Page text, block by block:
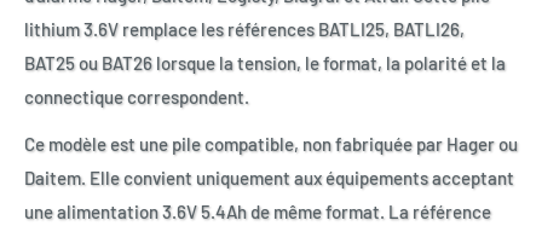
lithium 3.6V remplace les références BATLI25, BATLI26,
BAT25 ou BAT26 lorsque la tension, le format, la polarité et la
connectique correspondent.
Ce modèle est une pile compatible, non fabriquée par Hager ou
Daitem. Elle convient uniquement aux équipements acceptant
une alimentation 3.6V 5.4Ah de même format. La référence